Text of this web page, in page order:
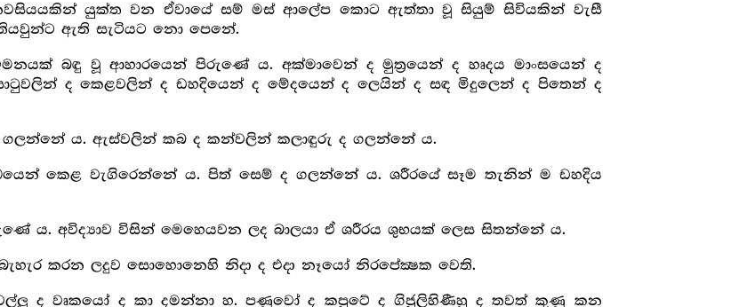
යුක්ත වන ඒවායේ සම් මස් ආලේප කොට ඇත්තා වූ සියුම් සිවියකින් වැසී
ඇති සැටියට නො පෙනේ.
බඳු වූ ආහාරයෙන් පිරුණේ ය. අක්මාවෙන් ද මුත්‍රයෙන් ද හෘදය මාංසයෙන් ද
ද කෙළවලින් ද ඩහදියෙන් ද මේදයෙන් ද ලෙයින් ද සඳ මිදුලෙන් ද පිතෙන් ද
ගලන්නේ ය. ඇස්වලින් කබ ද කන්වලින් කලාඳුරු ද ගලන්නේ ය.
කෙළ වැගිරෙන්නේ ය. පිත් සෙම් ද ගලන්නේ ය. ශරීරයේ සෑම තැනින් ම ඩහදිය
ය. අවිද්‍යාව විසින් මෙහෙයවන ලද බාලයා ඒ ශරීරය ශුභයක් ලෙස සිතන්නේ ය.
කරන ලදුව සොහොනෙහි නිදා ද එදා නෑයෝ නිරපේක්‍ෂක වෙති.
ද වෘකයෝ ද කා දමන්නා හ. පණුවෝ ද කපුටේ ද ගිජුලිහිණීහු ද තවත් කුණු කන